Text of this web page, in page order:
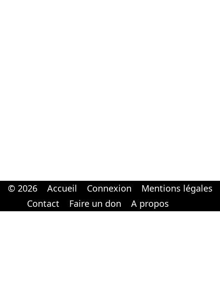
© 2026 Accueil Connexion
Mentions légales
Contact
Faire un don A propos